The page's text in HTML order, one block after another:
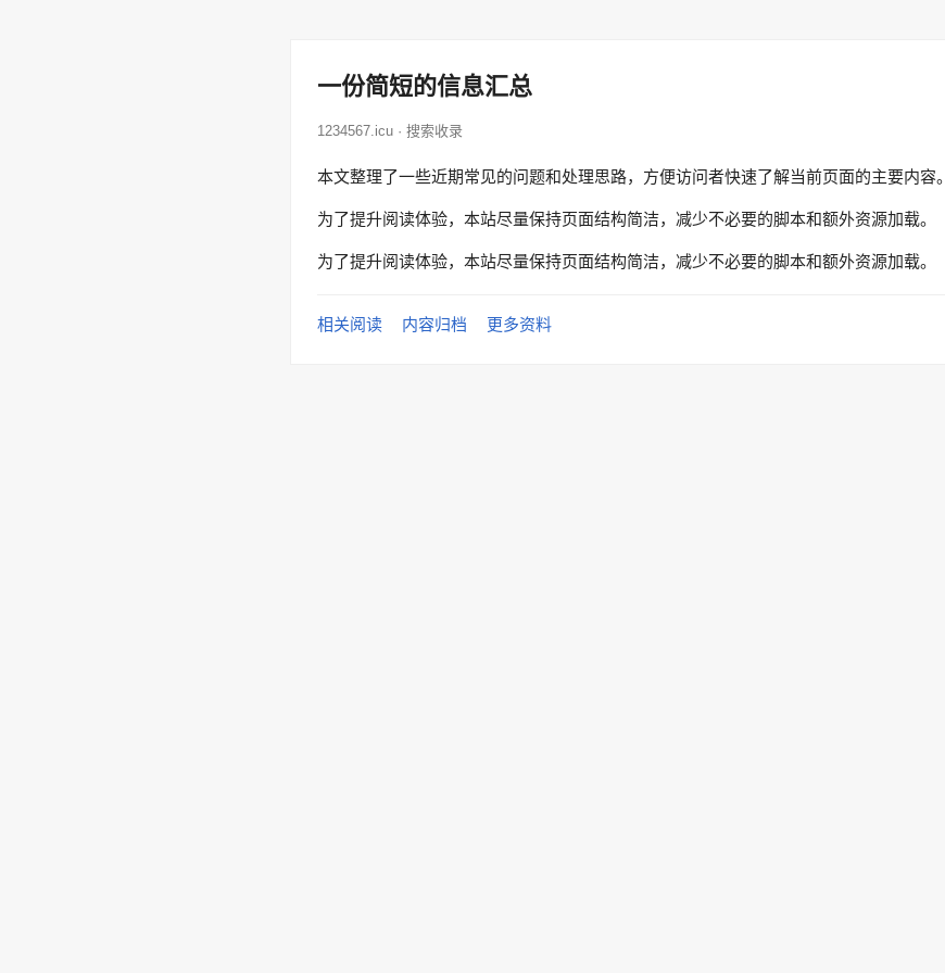
一份简短的信息汇总
1234567.icu · 搜索收录
本文整理了一些近期常见的问题和处理思路，方便访问者快速了解当前页面的主要内容。
为了提升阅读体验，本站尽量保持页面结构简洁，减少不必要的脚本和额外资源加载。
为了提升阅读体验，本站尽量保持页面结构简洁，减少不必要的脚本和额外资源加载。
相关阅读 内容归档 更多资料